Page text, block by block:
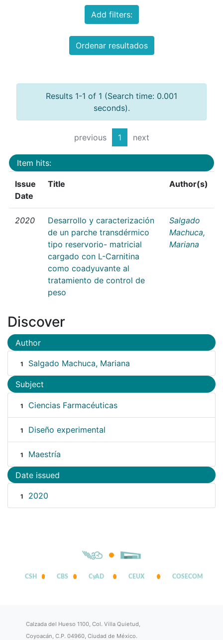
Add filters:
Ordenar resultados
Results 1-1 of 1 (Search time: 0.001
seconds).
previous 1 next
Item hits:
Issue
Date
Title Author(s)
2020
Desarrollo y caracterización
de un parche transdérmico
tipo reservorio- matricial
cargado con L-Carnitina
como coadyuvante al
tratamiento de control de
peso
Salgado
Machuca,
Mariana
Discover
Author
1 Salgado Machuca, Mariana
Subject
1 Ciencias Farmacéuticas
1 Diseño experimental
1 Maestría
Date issued
1 2020
CSH CBS CyAD CEUX COSECOM
Calzada del Hueso 1100, Col. Villa Quietud,
Coyoacán, C.P. 04960, Ciudad de México.